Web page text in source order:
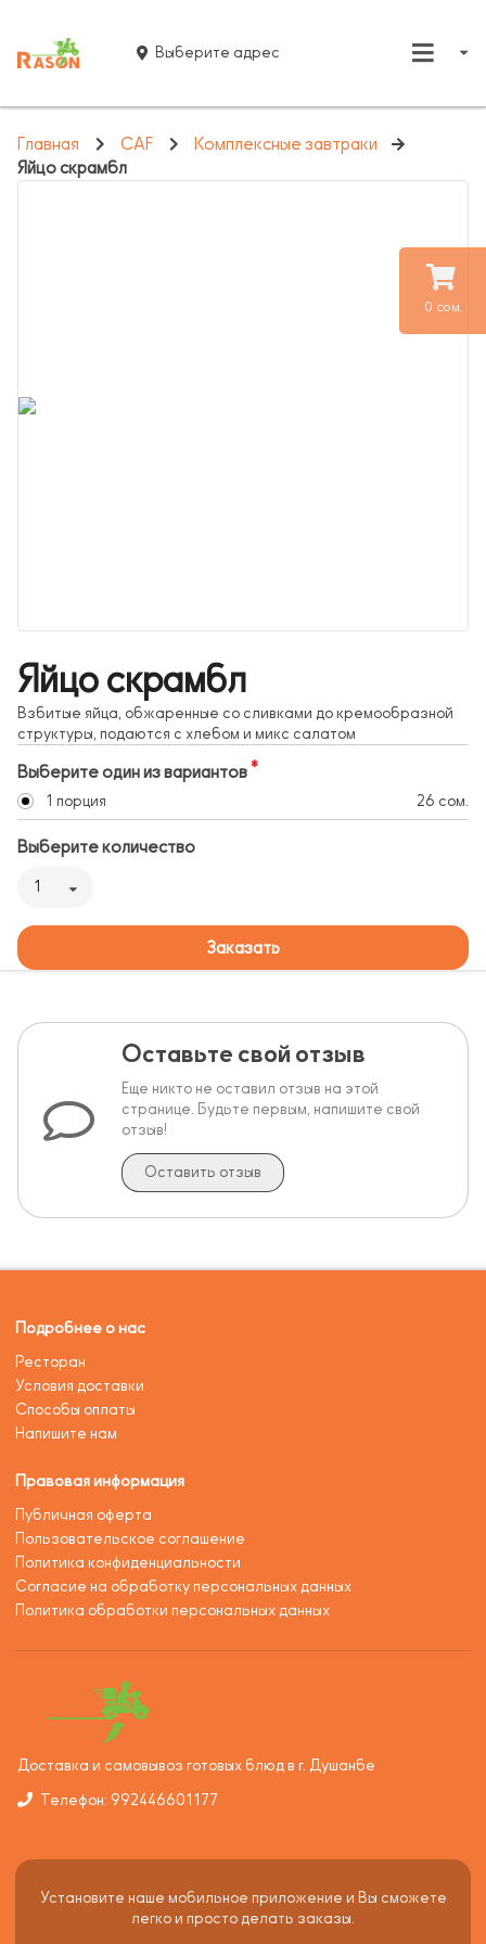
0 сом.
Выберите адрес
Главная CAF
Комплексные завтраки
Яйцо скрамбл
Яйцо скрамбл
Взбитые яйца, обжаренные со сливками до кремообразной
структуры, подаются с хлебом и микс салатом
Выберите один из вариантов
1 порция 26 сом.
Выберите количество
1
Заказать
Оставьте свой отзыв
Еще никто не оставил отзыв на этой
странице. Будьте первым, напишите свой
отзыв!
Оставить отзыв
Подробнее о нас
Ресторан
Условия доставки
Способы оплаты
Напишите нам
Правовая информация
Публичная оферта
Пользовательское соглашение
Политика конфиденциальности
Согласие на обработку персональных данных
Политика обработки персональных данных
Доставка и самовывоз готовых блюд в г. Душанбе
Телефон: 992446601177
Установите наше мобильное приложение и Вы сможете
легко и просто делать заказы.